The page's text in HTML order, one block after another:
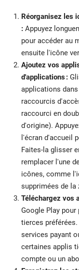
Réorganisez les
: Appuyez
pour accéder au
ensuite l'icône
Ajoutez vos
d'applications :
applications
raccourcis
raccourci en
d'origine).
l'écran d'accueil
Faites-la glisser
remplacer l'une
icônes, comme
supprimées de la
Téléchargez vos
Google Play
tierces
services payant
certaines applis
compte ou un